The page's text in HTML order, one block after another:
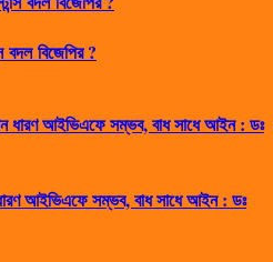
বদল বিজেপির ?
আইভিএফে সম্ভব, বাধ সাধে আইন : ডঃ